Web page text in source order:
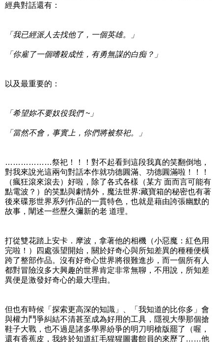
經典對話還有：
「我已經派人去找他了，一個英雄。」
「你雇了一個嗜殺成性，有勇無謀的白痴？」
以及最重要的：
「希望妳不要奴役我們 ~」
「當然不會，事實上，你們將被祭祀。」
………………祭祀！！！對不起看到這段我真的笑翻倒地，
對我來說光這兩句對話本作就功德圓滿、功德圓滿啦！！！
（瘋狂滾來滾去）好啦，除了各式各樣（某方 面而言可能有
點電波？）的笑點與劇情外，魔法世界:藏寶箱的秘密也有著
後來碟形世界系列作品的一貫特色，也就是藉由誇張幽默的
故事，闡述一些歷久彌新的老 道理。
打從雙花踏上安卡．摩波，拿著他的相機（小惡魔：紅色用
完啦！）四處張望開始，關於好奇心與所知差異的種種便橫
跨了整部作品。沒有好奇心世界將很難進步，而一個所有人
都對冒險沒多大興趣的世界肯定非常無聊，不用說，所知差
異便是激發好奇心的最大理由。
但也有時候「探索更高深的知識」、「我知道的比你多」會
與權力鬥爭糾結不清甚至成為好用的工具，隱視大學那個搶
鞋子大戰，也不過是諸多學界紛爭的明刀明槍版罷了（喔，
還有香蕉皮，我終於知道紅毛猩猩圖書館員的來歷了……他